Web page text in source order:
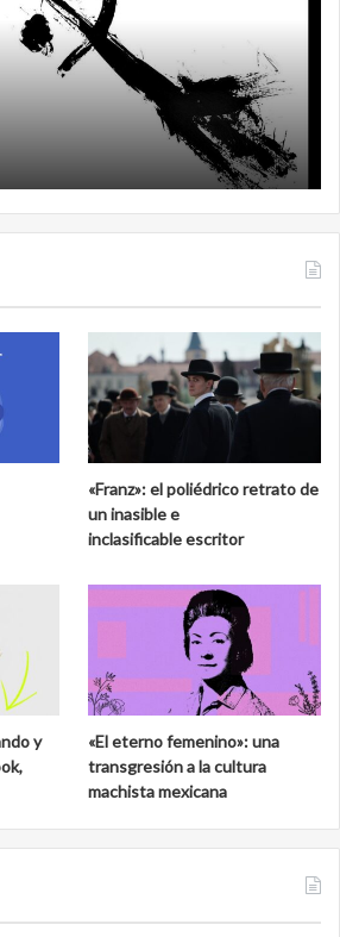
Años
«Franz»: el poliédrico retrato de
un inasible e
inclasificable escritor
y
«El eterno femenino»: una
transgresión a la cultura
machista mexicana